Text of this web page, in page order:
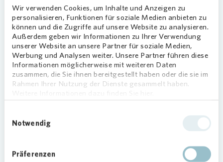
Wir verwenden Cookies, um Inhalte und Anzeigen zu
personalisieren, Funktionen für soziale Medien anbieten zu
können und die Zugriffe auf unsere Website zu analysieren.
Außerdem geben wir Informationen zu Ihrer Verwendung
unserer Website an unsere Partner für soziale Medien,
Werbung und Analysen weiter. Unsere Partner führen diese
Informationen möglicherweise mit weiteren Daten
zusammen, die Sie ihnen bereitgestellt haben oder die sie im
Rahmen Ihrer Nutzung der Dienste gesammelt haben.
Notwendig
Präferenzen
Das Quartiershaus in der Kaulbachstraße wird
neben 34 neuen Wohnungen auch zwei
Gewerbeeinheiten umfassen. Eine neue Bäckerei
mit Café und eine Kinderarztpraxis verbessern
dort das Nahversorgungsangebot nicht nur für
VonoviaMieterinnen und Mieter.
Zudem wird es am Quartierseingang zukünftig
Neue Wege der